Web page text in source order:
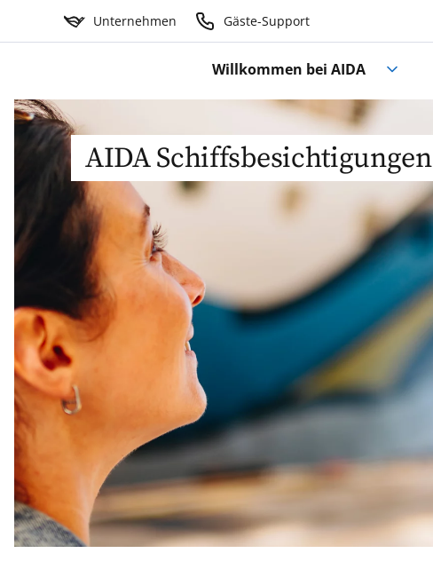
Unternehmen Gäste-Support
Willkommen bei AIDA
AIDA Schiffsbesichtigungen